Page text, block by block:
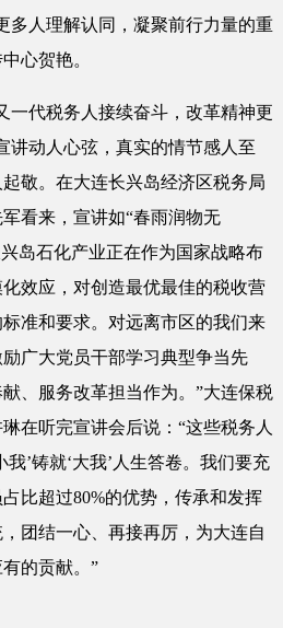
多人理解认同，凝聚前行力量的重
心贺艳。
代税务人接续奋斗，改革精神更
动人心弦，真实的情节感人至
敬。在大连长兴岛经济区税务局
看来，宣讲如“春雨润物无
岛石化产业正在作为国家战略布
效应，对创造最优最佳的税收营
准和要求。对远离市区的我们来
广大党员干部学习典型争当先
、服务改革担当作为。”大连保税
在听完宣讲会后说：“这些税务人
我’铸就‘大我’人生答卷。我们要充
比超过80%的优势，传承和发挥
团结一心、再接再厉，为大连自
的贡献。”